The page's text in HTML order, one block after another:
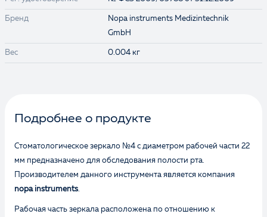
Бренд
Nopa instruments Medizintechnik
GmbH
Вес 0.004 кг
Подробнее о продукте
Стоматологическое зеркало №4 с диаметром рабочей части 22
мм предназначено для обследования полости рта.
Производителем данного инструмента является компания
nopa instruments.
Рабочая часть зеркала расположена по отношению к